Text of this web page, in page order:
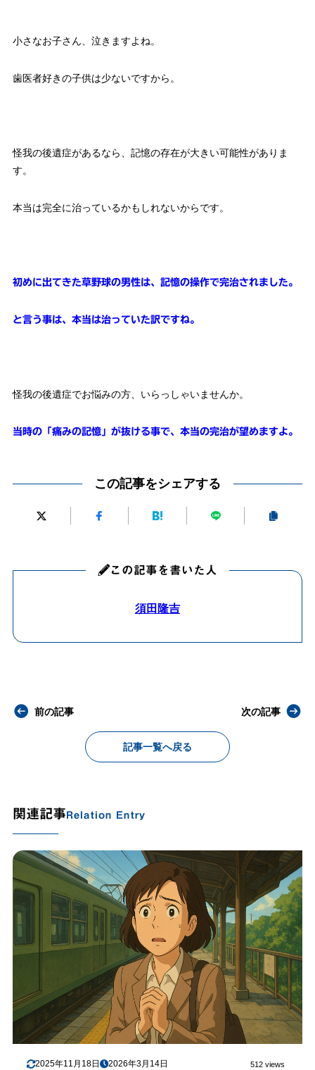
小さなお子さん、泣きますよね。
歯医者好きの子供は少ないですから。
怪我の後遺症があるなら、記憶の存在が大きい可能性がありま
す。
本当は完全に治っているかもしれないからです。
初めに出てきた草野球の男性は、記憶の操作で完治されました。
と言う事は、本当は治っていた訳ですね。
怪我の後遺症でお悩みの方、いらっしゃいませんか。
当時の「痛みの記憶」が抜ける事で、本当の完治が望めますよ。
この記事をシェアする
この記事を書いた人
須田隆吉
前の記事
記事一覧へ戻る
次の記事
関連記事Relation Entry
2025年11月18日 2026年3月14日 512 views